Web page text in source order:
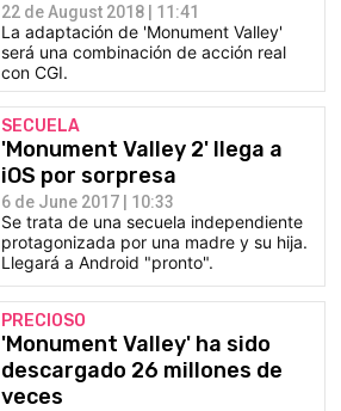
22 de August 2018 | 11:41
La adaptación de 'Monument Valley'
será una combinación de acción real
con CGI.
SECUELA
'Monument Valley 2' llega a
iOS por sorpresa
6 de June 2017 | 10:33
Se trata de una secuela independiente
protagonizada por una madre y su hija.
Llegará a Android "pronto".
PRECIOSO
'Monument Valley' ha sido
descargado 26 millones de
veces